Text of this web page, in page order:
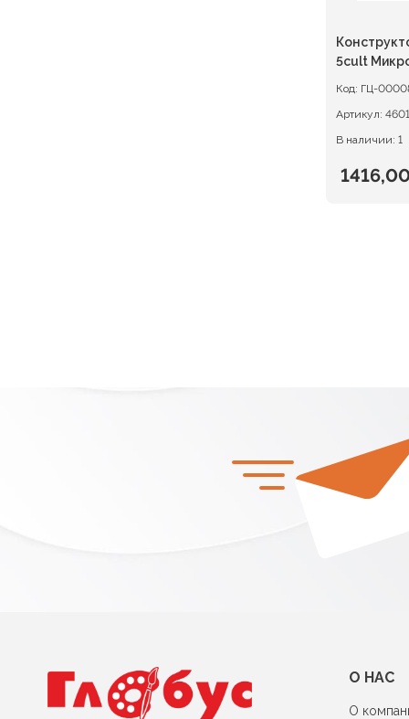
5cult
Код: ГЦ-
Артикул:
В наличии: 1
Текущая
О НАС
О